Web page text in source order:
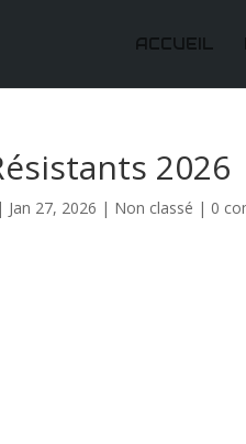
ACCUEIL
2026
| Jan 27, 2026 | Non classé | 0